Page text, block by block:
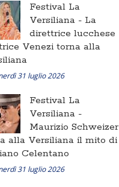
Festival La
Versiliana - La
direttrice lucchese
Venezi torna alla
31 luglio 2026
Festival La
Versiliana -
Maurizio Schweizer
alla Versiliana il mito di
Celentano
31 luglio 2026